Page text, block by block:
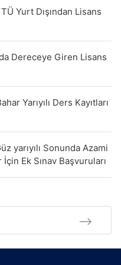
Yurt Dışından Lisans
Dereceye Giren Lisans
Yarıyılı Ders Kayıtları
yarıyılı Sonunda Azami
Ek Sınav Başvuruları